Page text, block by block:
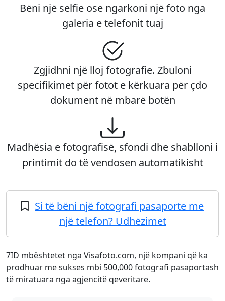
Bëni një selfie ose ngarkoni një foto nga
galeria e telefonit tuaj
Zgjidhni një lloj fotografie. Zbuloni
specifikimet për fotot e kërkuara për çdo
dokument në mbarë botën
Madhësia e fotografisë, sfondi dhe shablloni i
printimit do të vendosen automatikisht
Si të bëni një fotografi pasaporte me
një telefon? Udhëzimet
7ID mbështetet nga Visafoto.com, një kompani që ka
prodhuar me sukses mbi 500,000 fotografi pasaportash
të miratuara nga agjencitë qeveritare.